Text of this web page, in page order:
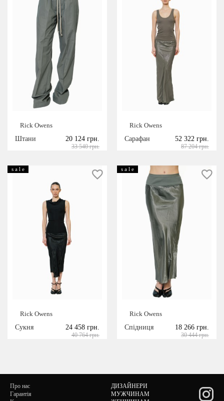
Rick Owens
Штани
20 124 грн.
33 540 грн.
Rick Owens
Сарафан
52 322 грн.
87 204 грн.
s a l e
Rick Owens
Сукня
24 458 грн.
40 764 грн.
s a l e
Rick Owens
Спідниця
18 266 грн.
30 444 грн.
Про нас
Гарантія
ДИЗАЙНЕРИ
МУЖЧИНАМ